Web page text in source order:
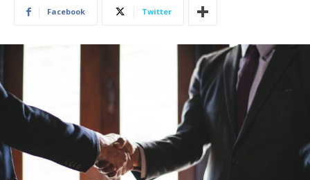
Facebook Twitter